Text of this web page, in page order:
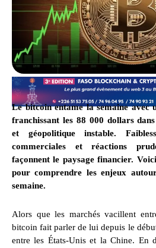
Le bitcoin entame la semaine avec
franchissant les 88 000 dollars
et géopolitique instable.
commerciales et réactions
façonnent le paysage financier.
pour comprendre les enjeux
semaine.
Alors que les marchés vacillent
bitcoin fait parler de lui depuis le
entre les États-Unis et la Chine. En